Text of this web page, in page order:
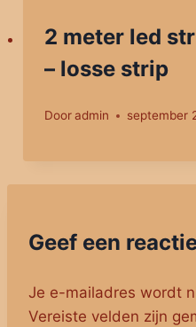
2 meter led
– losse strip
Door admin september
Geef een
Je e-mailadres wordt
Vereiste velden zijn